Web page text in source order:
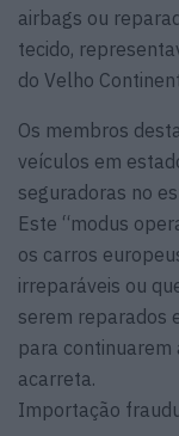
airbags ou
tecido,
do Velho
Os membros
veículos em
seguradoras no
Este “modus
os carros
irreparáveis ou
serem reparados
para continuarem
acarreta.
Importação